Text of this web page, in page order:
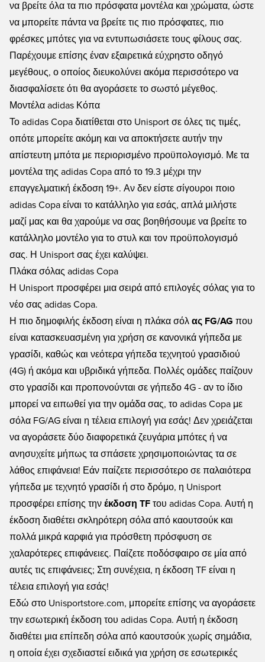
να βρείτε όλα τα πιο πρόσφατα μοντέλα και χρώματα, ώστε
να μπορείτε πάντα να βρείτε τις πιο πρόσφατες, πιο
φρέσκες μπότες για να εντυπωσιάσετε τους φίλους σας.
Παρέχουμε επίσης έναν εξαιρετικά εύχρηστο οδηγό
μεγέθους, ο οποίος διευκολύνει ακόμα περισσότερο να
διασφαλίσετε ότι θα αγοράσετε το σωστό μέγεθος.
Μοντέλα adidas Κόπα
Το adidas Copa διατίθεται στο Unisport σε όλες τις τιμές,
οπότε μπορείτε ακόμη και να αποκτήσετε αυτήν την
απίστευτη μπότα με περιορισμένο προϋπολογισμό. Με τα
μοντέλα της adidas Copa από το 19.3 μέχρι την
επαγγελματική έκδοση 19+. Αν δεν είστε σίγουροι ποιο
adidas Copa είναι το κατάλληλο για εσάς, απλά μιλήστε
μαζί μας και θα χαρούμε να σας βοηθήσουμε να βρείτε το
κατάλληλο μοντέλο για το στυλ και τον προϋπολογισμό
σας. Η Unisport σας έχει καλύψει.
Πλάκα σόλας adidas Copa
Η Unisport προσφέρει μια σειρά από επιλογές σόλας για το
νέο σας adidas Copa.
Η πιο δημοφιλής έκδοση είναι η πλάκα σόλ ας FG/AG που
είναι κατασκευασμένη για χρήση σε κανονικά γήπεδα με
γρασίδι, καθώς και νεότερα γήπεδα τεχνητού γρασιδιού
(4G) ή ακόμα και υβριδικά γήπεδα. Πολλές ομάδες παίζουν
στο γρασίδι και προπονούνται σε γήπεδο 4G - αν το ίδιο
μπορεί να ειπωθεί για την ομάδα σας, το adidas Copa με
σόλα FG/AG είναι η τέλεια επιλογή για εσάς! Δεν χρειάζεται
να αγοράσετε δύο διαφορετικά ζευγάρια μπότες ή να
ανησυχείτε μήπως τα σπάσετε χρησιμοποιώντας τα σε
λάθος επιφάνεια! Εάν παίζετε περισσότερο σε παλαιότερα
γήπεδα με τεχνητό γρασίδι ή στο δρόμο, η Unisport
προσφέρει επίσης την έκδοση TF του adidas Copa. Αυτή η
έκδοση διαθέτει σκληρότερη σόλα από καουτσούκ και
πολλά μικρά καρφιά για πρόσθετη πρόσφυση σε
χαλαρότερες επιφάνειες. Παίζετε ποδόσφαιρο σε μία από
αυτές τις επιφάνειες; Στη συνέχεια, η έκδοση TF είναι η
τέλεια επιλογή για εσάς!
Εδώ στο Unisportstore.com, μπορείτε επίσης να αγοράσετε
την εσωτερική έκδοση του adidas Copa. Αυτή η έκδοση
διαθέτει μια επίπεδη σόλα από καουτσούκ χωρίς σημάδια,
η οποία έχει σχεδιαστεί ειδικά για χρήση σε εσωτερικές